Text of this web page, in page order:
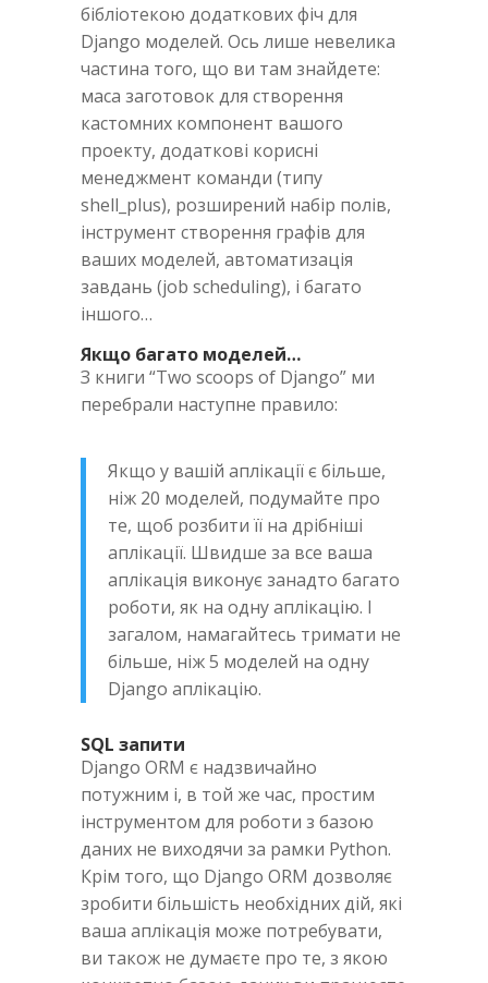
бібліотекою додаткових фіч для
Django моделей. Ось лише невелика
частина того, що ви там знайдете:
маса заготовок для створення
кастомних компонент вашого
проекту, додаткові корисні
менеджмент команди (типу
shell_plus), розширений набір полів,
інструмент створення графів для
ваших моделей, автоматизація
завдань (job scheduling), і багато
іншого…
Якщо багато моделей…
З книги “Two scoops of Django” ми
перебрали наступне правило:
Якщо у вашій аплікації є більше,
ніж 20 моделей, подумайте про
те, щоб розбити її на дрібніші
аплікації. Швидше за все ваша
аплікація виконує занадто багато
роботи, як на одну аплікацію. І
загалом, намагайтесь тримати не
більше, ніж 5 моделей на одну
Django аплікацію.
SQL запити
Django ORM є надзвичайно
потужним і, в той же час, простим
інструментом для роботи з базою
даних не виходячи за рамки Python.
Крім того, що Django ORM дозволяє
зробити більшість необхідних дій, які
ваша аплікація може потребувати,
ви також не думаєте про те, з якою